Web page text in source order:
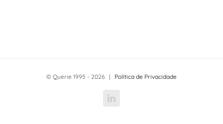
© Querie 1995 - 2026 | Política de Privacidade
LinkedIn